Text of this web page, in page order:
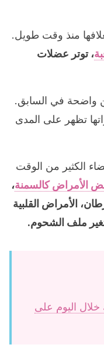
منذ وقت طويل.
، توتر عضلات
واضحة في السابق.
تظهر على المدى
الكثير من الوقت
الأمراض كالسمنة،
الأمراض القلبية
وتغير ملف الشحوم.
اليوم على